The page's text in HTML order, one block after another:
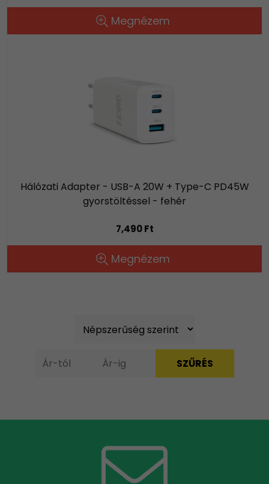
Megnézem
Hálózati Adapter - USB-A 20W + Type-C PD45W
gyorstöltéssel - fehér
7,490 Ft
Megnézem